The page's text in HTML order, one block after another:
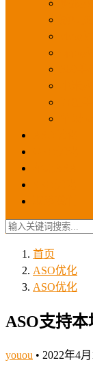
首页
ASO优化
ASO优化
ASO支持本
youou • 2022年4月